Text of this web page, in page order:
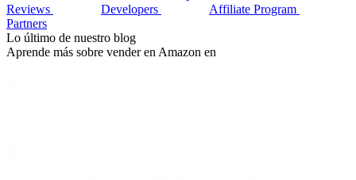
Reviews Developers
Affiliate Program
Partners
Lo último de nuestro blog
Aprende más sobre vender en Amazon en